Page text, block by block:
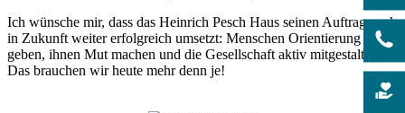
Ich wünsche mir, dass das Heinrich Pesch Haus seinen Auftrag auch
in Zukunft weiter erfolgreich umsetzt: Menschen Orientierung
geben, ihnen Mut machen und die Gesellschaft aktiv mitgestalten.
Das brauchen wir heute mehr denn je!